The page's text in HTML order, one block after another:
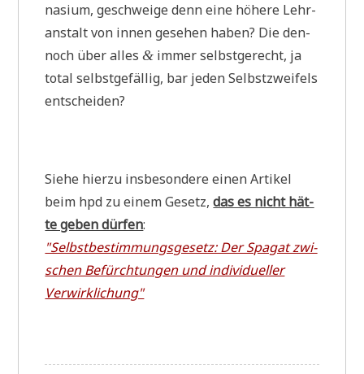
na­si­um, geschwei­ge denn eine höhe­re Lehr­
an­stalt von innen gese­hen haben? Die den­
noch über alles& immer selbst­ge­recht, ja
total selbst­ge­fäl­lig, bar jeden Selbst­zwei­fels
entscheiden?
Sie­he hier­zu ins­be­son­de­re einen Arti­kel
beim hpd zu einem Gesetz,das es nicht hät­
te geben dür­fen:
"Selbst­be­stim­mungs­ge­setz: Der Spa­gat zwi­
schen Befürch­tun­gen und indi­vi­du­el­ler
Verwirklichung"